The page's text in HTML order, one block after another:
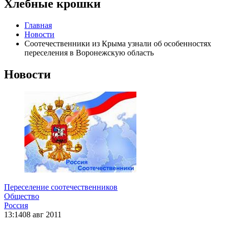
Хлебные крошки
Главная
Новости
Соотечественники из Крыма узнали об особенностях
переселения в Воронежскую область
Новости
Переселение соотечественников
Общество
Россия
13:1408 авг 2011